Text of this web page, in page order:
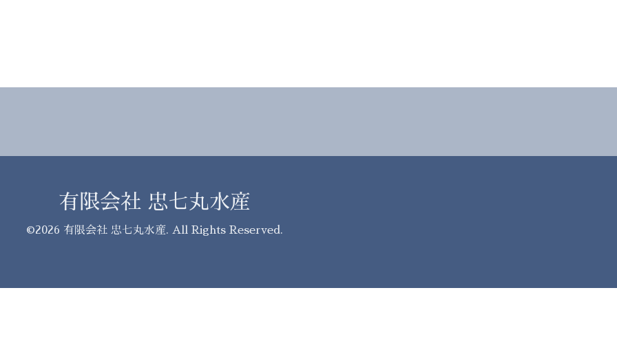
有限会社 忠七丸水産
©2026 有限会社 忠七丸水産. All Rights Reserved.